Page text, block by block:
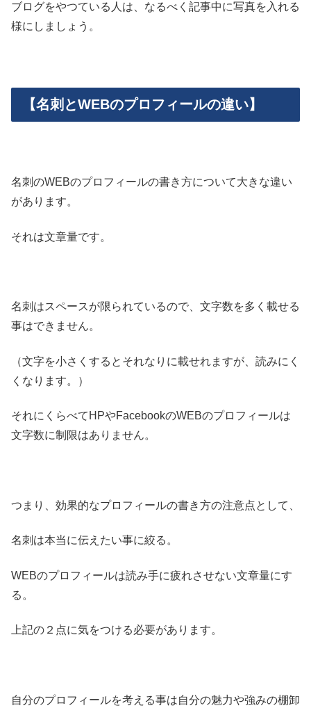
ブログをやつている人は、なるべく記事中に写真を入れる
様にしましょう。
【名刺とWEBのプロフィールの違い】
名刺のWEBのプロフィールの書き方について大きな違い
があります。
それは文章量です。
名刺はスペースが限られているので、文字数を多く載せる
事はできません。
（文字を小さくするとそれなりに載せれますが、読みにく
くなります。）
それにくらべてHPやFacebookのWEBのプロフィールは
文字数に制限はありません。
つまり、効果的なプロフィールの書き方の注意点として、
名刺は本当に伝えたい事に絞る。
WEBのプロフィールは読み手に疲れさせない文章量にす
る。
上記の２点に気をつける必要があります。
自分のプロフィールを考える事は自分の魅力や強みの棚卸